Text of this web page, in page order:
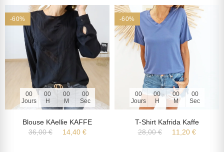
-60%
00
Jours
00
H
00
M
00
Sec
Blouse KAellie KAFFE
36,00 €
14,40 €
-60%
00
Jours
00
H
00
M
00
Sec
T-Shirt Kafrida Kaffe
28,00 €
11,20 €